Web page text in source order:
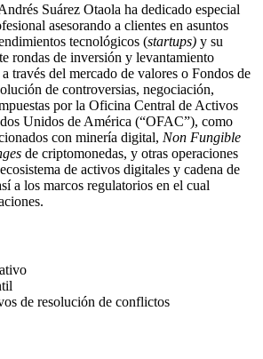
Suárez Otaola ha dedicado especial
asesorando a clientes en asuntos
tecnológicos (startups) y su
rondas de inversión y levantamiento
través del mercado de valores o Fondos de
de controversias, negociación,
por la Oficina Central de Activos
Unidos de América (“OFAC”), como
con minería digital, Non Fungible
de criptomonedas, y otras operaciones
de activos digitales y cadena de
a los marcos regulatorios en el cual
de resolución de conflictos